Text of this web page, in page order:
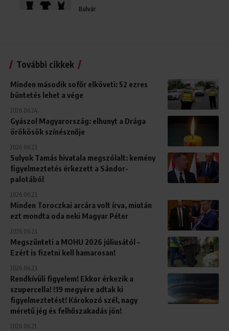
Bulvár
További cikkek
Minden második sofőr elköveti: 52 ezres
büntetés lehet a vége
2026.06.24.
Gyászol Magyarország: elhunyt a Drága
örökösök színésznője
2026.06.23.
Sulyok Tamás hivatala megszólalt: kemény
figyelmeztetés érkezett a Sándor-
palotából
2026.06.23.
Minden Toroczkai arcára volt írva, miután
ezt mondta oda neki Magyar Péter
2026.06.23.
Megszünteti a MOHU 2026 júliusától –
Ezért is fizetni kell hamarosan!
2026.06.23.
Rendkívüli figyelem! Ekkor érkezik a
szupercella! !19 megyére adtak ki
figyelmeztetést! Károkozó szél, nagy
méretű jég és felhőszakadás jön!
2026.06.21.